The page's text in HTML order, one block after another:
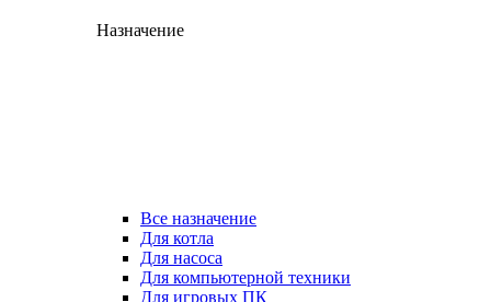
Назначение
Все назначение
Для котла
Для насоса
Для компьютерной техники
Для игровых ПК